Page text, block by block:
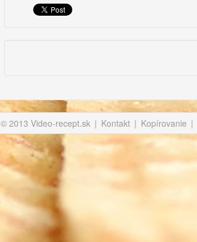
© 2013 Video-recept.sk | Kontakt | Kopírovanie |